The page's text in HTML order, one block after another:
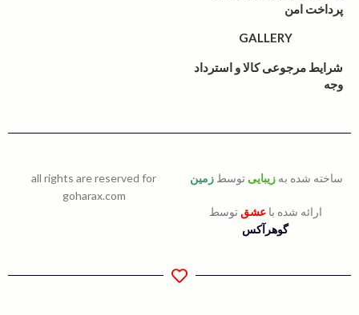
پرداخت امن
GALLERY
شرایط مرجوعی کالا و استرداد
وجه
ساخته شده به زیبایی توسط زمین
ارائه شده باعشق توسط
گوهرآکس
all rights are reserved for
goharax.com